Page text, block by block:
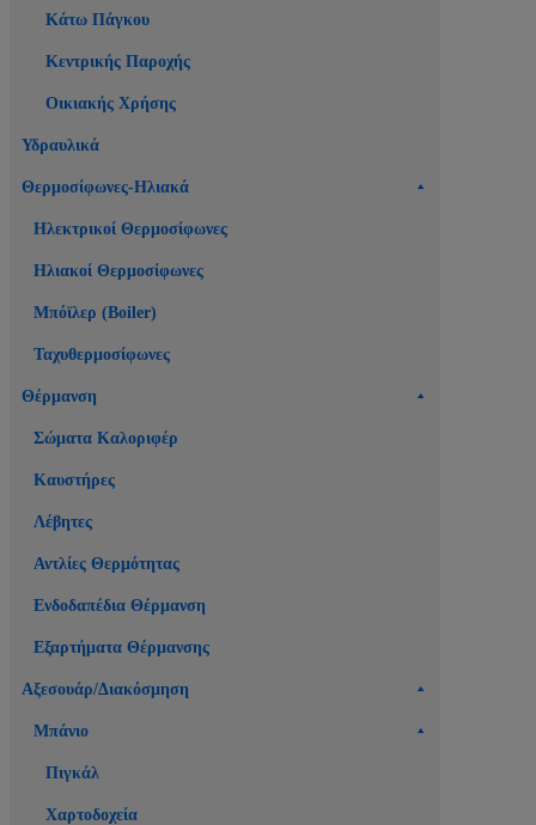
Κάτω Πάγκου
Κεντρικής Παροχής
Οικιακής Χρήσης
Υδραυλικά
Θερμοσίφωνες-Ηλιακά
Ηλεκτρικοί Θερμοσίφωνες
Ηλιακοί Θερμοσίφωνες
Μπόϊλερ (Boiler)
Ταχυθερμοσίφωνες
Θέρμανση
Σώματα Καλοριφέρ
Καυστήρες
Λέβητες
Αντλίες Θερμότητας
Ενδοδαπέδια Θέρμανση
Εξαρτήματα Θέρμανσης
Αξεσουάρ/Διακόσμηση
Μπάνιο
Πιγκάλ
Χαρτοδοχεία